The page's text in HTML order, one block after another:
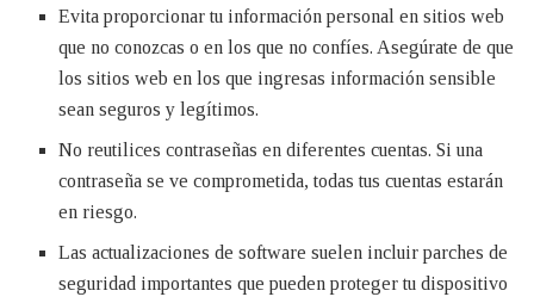
Evita proporcionar tu información personal en sitios web
que no conozcas o en los que no confíes. Asegúrate de que
los sitios web en los que ingresas información sensible
sean seguros y legítimos.
No reutilices contraseñas en diferentes cuentas. Si una
contraseña se ve comprometida, todas tus cuentas estarán
en riesgo.
Las actualizaciones de software suelen incluir parches de
seguridad importantes que pueden proteger tu dispositivo